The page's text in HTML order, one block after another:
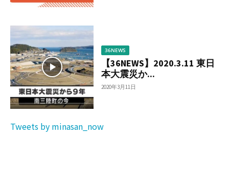
36NEWS
【36NEWS】2020.3.11 東日
本大震災か...
2020年3月11日
Tweets by minasan_now